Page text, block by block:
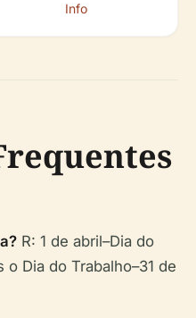
Info
R: 1 de abril–Dia do
Dia do Trabalho–31 de